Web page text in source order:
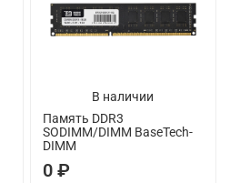
В наличии
Память DDR3
SODIMM/DIMM BaseTech-
DIMM
0 ₽